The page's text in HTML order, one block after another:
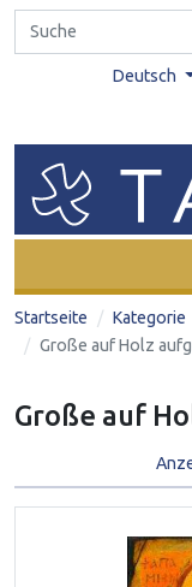
Deutsch
Startseite Kategorie
Große auf Holz
Große auf